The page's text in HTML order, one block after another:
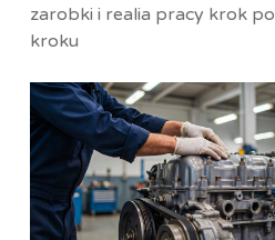
zarobki i realia pracy krok po
kroku